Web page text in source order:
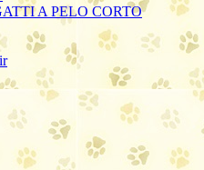
A PELO CORTO